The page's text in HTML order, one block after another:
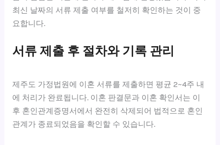
최신 날짜의 서류 제출 여부를 철저히 확인하는 것이 중
요합니다.
서류 제출 후 절차와 기록 관리
제주도 가정법원에 이혼 서류를 제출하면 평균 2~4주 내
에 처리가 완료됩니다. 이혼 판결문과 이혼 확인서는 이
후 혼인관계증명서에서 완전히 삭제되어 법적으로 혼인
관계가 종료되었음을 확인할 수 있습니다.